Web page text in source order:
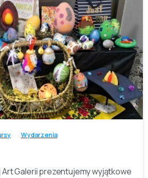
-
Wydarzenia
Galerii prezentujemy wyjątkowe